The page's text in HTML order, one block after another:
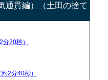
通貫編）（土田の捨て
分20秒）
約2分40秒）